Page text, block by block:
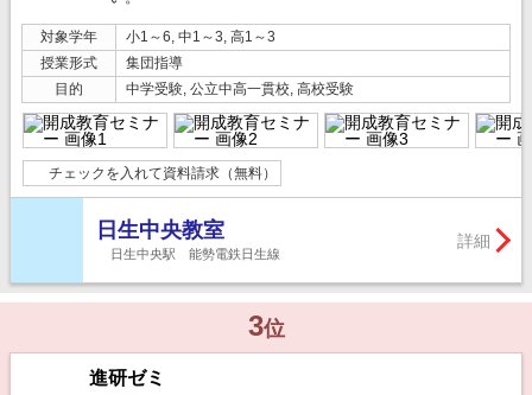
対象学年
小1～6, 中1～3, 高1～3
授業形式
集団指導
目的
中学受験, 公立中高一貫校, 高校受験
チェックを入れて資料請求（無料）
日生中央教室
日生中央駅 能勢電鉄日生線
詳細
3位
進研ゼミ